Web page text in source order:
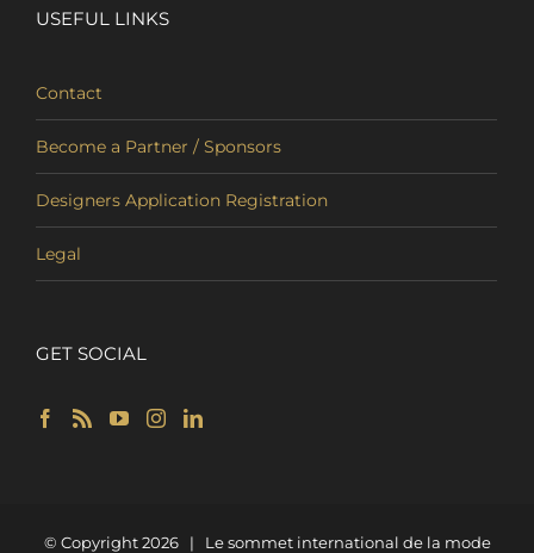
USEFUL LINKS
Contact
Become a Partner / Sponsors
Designers Application Registration
Legal
GET SOCIAL
© Copyright2026 | Le sommet international de la mode